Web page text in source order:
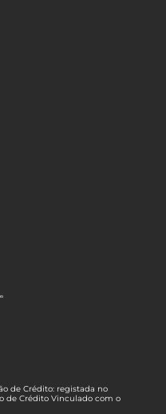
de Crédito: registada no
de Crédito Vinculado com o